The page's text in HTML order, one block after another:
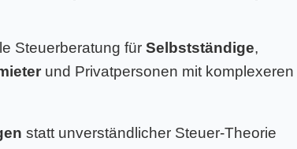
Steuerberatung für Selbstständige,
und Privatpersonen mit komplexeren
statt unverständlicher Steuer-Theorie